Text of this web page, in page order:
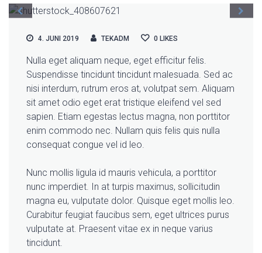
4. JUNI 2019 TEKADM 0 LIKES
Nulla eget aliquam neque, eget efficitur felis.
Suspendisse tincidunt tincidunt malesuada. Sed ac
nisi interdum, rutrum eros at, volutpat sem. Aliquam
sit amet odio eget erat tristique eleifend vel sed
sapien. Etiam egestas lectus magna, non porttitor
enim commodo nec. Nullam quis felis quis nulla
consequat congue vel id leo.
Nunc mollis ligula id mauris vehicula, a porttitor
nunc imperdiet. In at turpis maximus, sollicitudin
magna eu, vulputate dolor. Quisque eget mollis leo.
Curabitur feugiat faucibus sem, eget ultrices purus
vulputate at. Praesent vitae ex in neque varius
tincidunt.